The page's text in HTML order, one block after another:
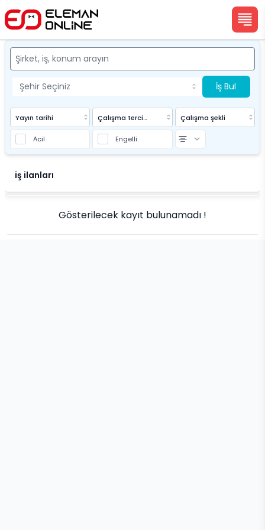
İş Bul
Yayın tarihi Çalışma tercihi Çalışma şekli
Acil Engelli
iş ilanları
Gösterilecek kayıt bulunamadı !